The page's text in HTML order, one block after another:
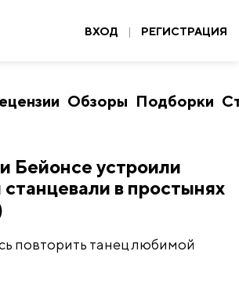
ВХОД | РЕГИСТРАЦИЯ
Обзоры Подборки
Бейонсе устроили
в простынях
повторить танец любимой